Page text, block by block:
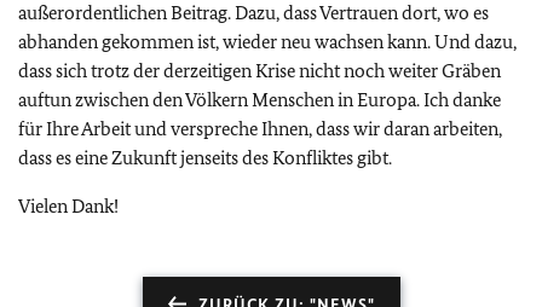
außerordentlichen Beitrag. Dazu, dass Vertrauen dort, wo es
abhanden gekommen ist, wieder neu wachsen kann. Und dazu,
dass sich trotz der derzeitigen Krise nicht noch weiter Gräben
auftun zwischen den Völkern Menschen in Europa. Ich danke
für Ihre Arbeit und verspreche Ihnen, dass wir daran arbeiten,
dass es eine Zukunft jenseits des Konfliktes gibt.
Vielen Dank!